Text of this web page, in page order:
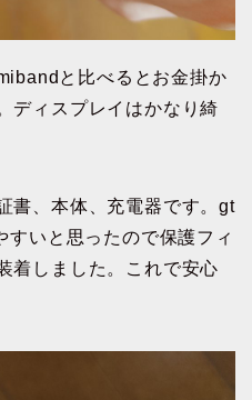
と比べるとお金掛か
ディスプレイはかなり綺
書、本体、充電器です。gt
すいと思ったので保護フィ
着しました。これで安心